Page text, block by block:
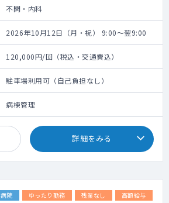
不問・内科
2026年10月12日（月・祝） 9:00～翌9:00
120,000円/回（税込・交通費込）
駐車場利用可（自己負担なし）
病棟管理
詳細をみる
病院 ゆったり勤務 残業なし
高額給与